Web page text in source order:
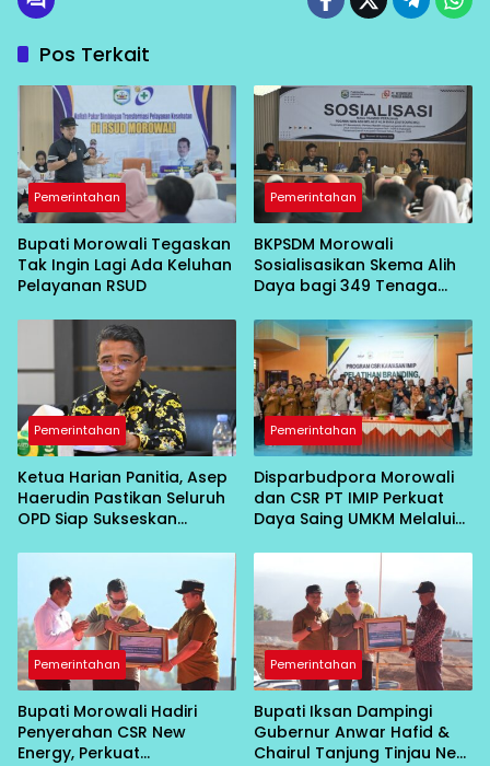
Pos Terkait
Pemerintahan
Bupati Morowali Tegaskan
Tak Ingin Lagi Ada Keluhan
Pelayanan RSUD
Pemerintahan
BKPSDM Morowali
Sosialisasikan Skema Alih
Daya bagi 349 Tenaga
Pemerintahan
Ketua Harian Panitia, Asep
Haerudin Pastikan Seluruh
OPD Siap Sukseskan
Morowali
Pemerintahan
Disparbudpora Morowali
dan CSR PT IMIP Perkuat
Daya Saing UMKM Melalui
Pemasaran, dan HKI
Pemerintahan
Bupati Morowali Hadiri
Penyerahan CSR New
Energy, Perkuat
Pemerintahan
Bupati Iksan Dampingi
Gubernur Anwar Hafid &
Chairul Tanjung Tinjau Neo